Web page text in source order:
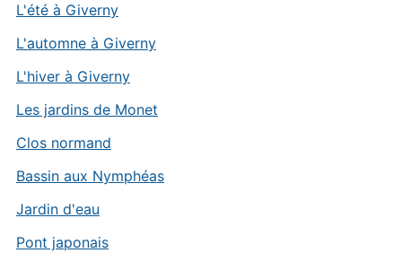
L'été à Giverny
L'automne à Giverny
L'hiver à Giverny
Les jardins de Monet
Clos normand
Bassin aux Nymphéas
Jardin d'eau
Pont japonais